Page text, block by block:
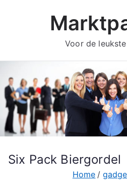
Voor de
Six Pack Biergordel
Home